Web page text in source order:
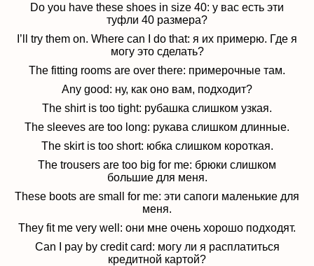
Do you have these shoes in size 40: у вас есть эти
туфли 40 размера?
I’ll try them on. Where can I do that: я их примерю. Где я
могу это сделать?
The fitting rooms are over there: примерочные там.
Any good: ну, как оно вам, подходит?
The shirt is too tight: рубашка слишком узкая.
The sleeves are too long: рукава слишком длинные.
The skirt is too short: юбка слишком короткая.
The trousers are too big for me: брюки слишком
большие для меня.
These boots are small for me: эти сапоги маленькие для
меня.
They fit me very well: они мне очень хорошо подходят.
Can I pay by credit card: могу ли я расплатиться
кредитной картой?